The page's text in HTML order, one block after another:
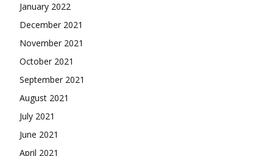
January 2022
December 2021
November 2021
October 2021
September 2021
August 2021
July 2021
June 2021
April 2021